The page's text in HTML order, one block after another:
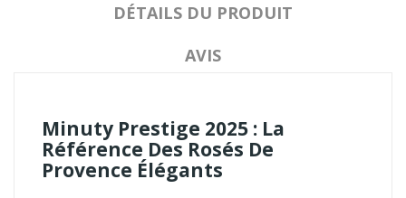
DÉTAILS DU PRODUIT
AVIS
Minuty Prestige 2025 : La
Référence Des Rosés De
Provence Élégants